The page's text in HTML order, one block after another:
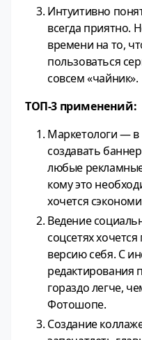
Интуитивно
всегда приятно.
времени на то,
пользоваться
совсем «чайник».
ТОП-3 применений:
Маркетологи —
создавать
любые
кому это
хочется
Ведение
соцсетях
версию себя. С
редактирования
гораздо легче,
Фотошопе.
Создание